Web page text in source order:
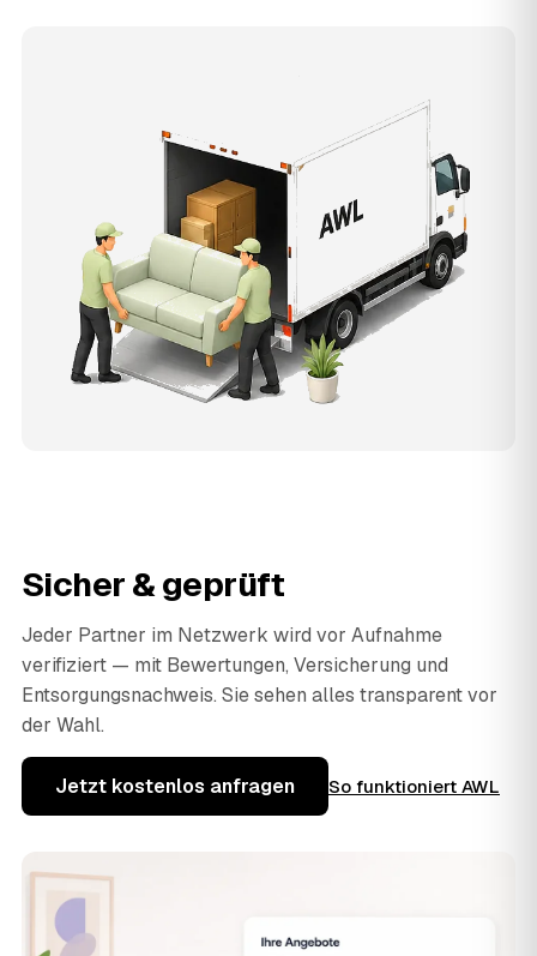
Sicher & geprüft
Jeder Partner im Netzwerk wird vor Aufnahme
verifiziert — mit Bewertungen, Versicherung und
Entsorgungsnachweis. Sie sehen alles transparent vor
der Wahl.
Jetzt kostenlos anfragen So funktioniert AWL